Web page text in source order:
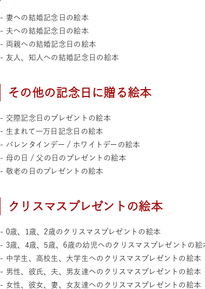
- 妻への結婚記念日の絵本
- 夫への結婚記念日の絵本
- 両親への結婚記念日の絵本
- 友人、知人への結婚記念日の絵本
その他の記念日に贈る絵本
- 交際記念日のプレゼントの絵本
- 生まれて一万日記念日の絵本
- バレンタインデー / ホワイトデーの絵本
- 母の日 / 父の日のプレゼントの絵本
- 敬老の日のプレゼントの絵本
クリスマスプレゼントの絵本
- 0歳、1歳、2歳のクリスマスプレゼントの絵本
- 3歳、4歳、5歳、6歳の幼児へのクリスマスプレゼントの絵
- 中学生、高校生、大学生へのクリスマスプレゼントの絵本
- 男性、彼氏、夫、男友達へのクリスマスプレゼントの絵本
- 女性、彼女、妻、女友達へのクリスマスプレゼントの絵本